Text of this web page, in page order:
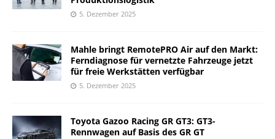
5. Dezember 2025
Mahle bringt RemotePRO Air auf den Markt:
Ferndiagnose für vernetzte Fahrzeuge jetzt
für freie Werkstätten verfügbar
5. Dezember 2025
Toyota Gazoo Racing GR GT3: GT3-
Rennwagen auf Basis des GR GT